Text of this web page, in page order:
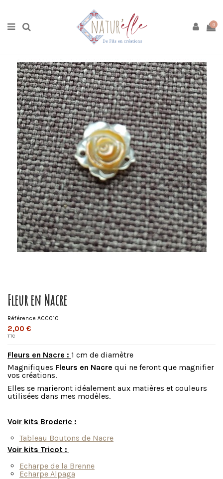
0
Matières premières
Fleur en Nacre
Référence ACC010
2,00 €
TTC
Fleurs en Nacre : 1 cm de diamètre
Magnifiques Fleurs en Nacre qui ne feront que magnifier
vos créations.
Elles se marieront idéalement aux matières et couleurs
utilisées dans mes modèles.
Voir kits Broderie :
Tableau Boutons de Nacre
Voir kits Tricot :
Echarpe de la Brenne
Echarpe Alpaga